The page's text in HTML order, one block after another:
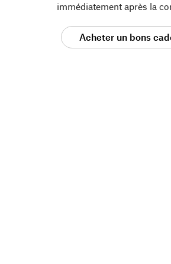
immédiatement après la
Acheter un bons